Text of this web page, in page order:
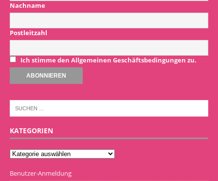
Nachname
Postleitzahl
Ich stimme den Allgemeinen Geschäftsbedingungen zu.
KATEGORIEN
Benutzer-Anmeldung